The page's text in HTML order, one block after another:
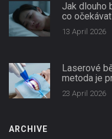
Jak dlouho
co očekávat
13 April 2026
Laserové
metoda je
23 April 2026
ARCHIVE